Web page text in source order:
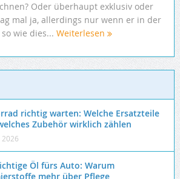
Oder überhaupt exklusiv oder
mal ja, allerdings nur wenn er in der
wie dies... Weiterlesen
richtig warten: Welche Ersatzteile
Zubehör wirklich zählen
2026
Öl fürs Auto: Warum
mehr über Pflege